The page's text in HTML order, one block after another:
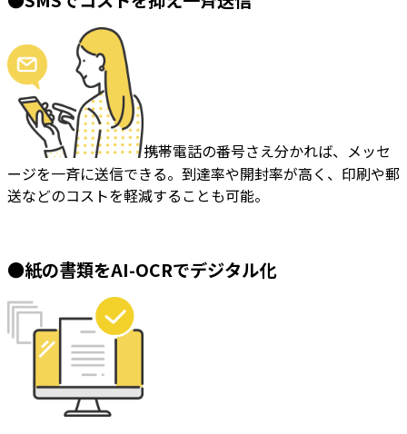
携帯電話の番号さえ分かれば、メッセ
ージを一斉に送信できる。到達率や開封率が高く、印刷や郵
送などのコストを軽減することも可能。
●紙の書類をAI-OCRでデジタル化